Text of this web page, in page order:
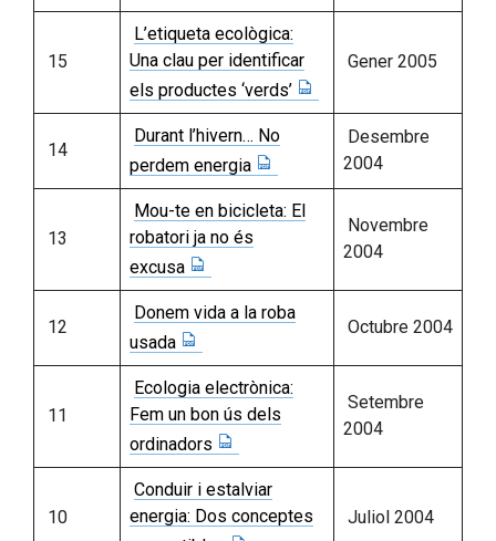
15
L’etiqueta ecològica:
Una clau per identificar
els productes ‘verds’
Gener 2005
14
Durant l’hivern… No
perdem energia
Desembre
2004
13
Mou-te en bicicleta: El
robatori ja no és
excusa
Novembre
2004
12
Donem vida a la roba
usada
Octubre 2004
11
Ecologia electrònica:
Fem un bon ús dels
ordinadors
Setembre
2004
10
Conduir i estalviar
energia: Dos conceptes
Juliol 2004